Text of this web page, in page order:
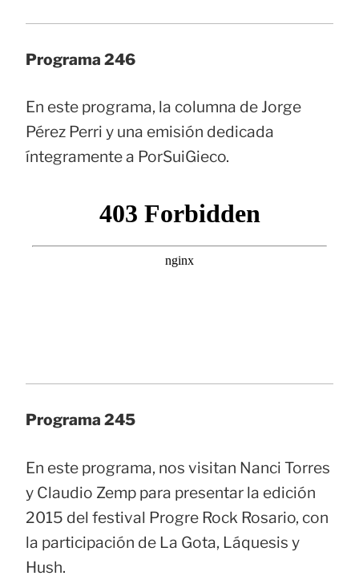
Programa 246
En este programa, la columna de Jorge
Pérez Perri y una emisión dedicada
íntegramente a PorSuiGieco.
Programa 245
En este programa, nos visitan Nanci Torres
y Claudio Zemp para presentar la edición
2015 del festival Progre Rock Rosario, con
la participación de La Gota, Láquesis y
Hush.